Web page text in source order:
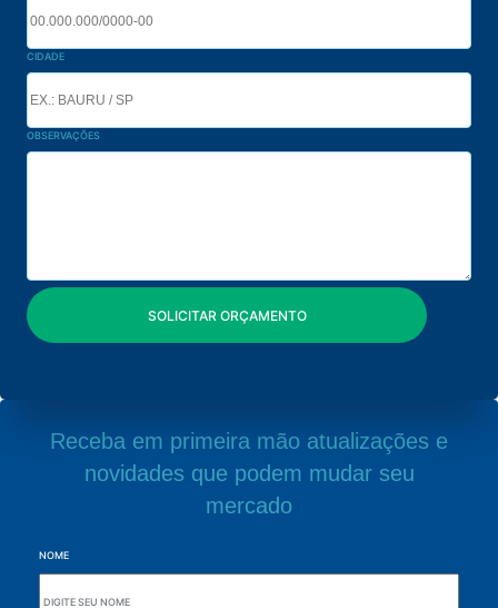
CIDADE
OBSERVAÇÕES
Receba em primeira mão atualizações e
novidades que podem mudar seu
mercado
NOME